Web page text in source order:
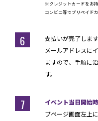
※クレジットカードをお
コンビニ等でプリペイド
6
支払いが完了しま
メールアドレスに
ますので、手順に
す。
7 イベント当日開始
ブページ画面左上